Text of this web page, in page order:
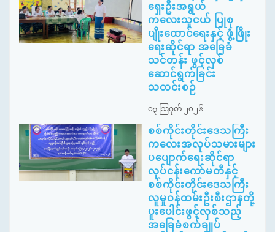
ရှေးဦးအရွယ်
ကလေးသူငယ် ပြုစု
ပျိုးထောင်ရေးနှင့် ဖွံ့ဖြိုး
ရေးဆိုင်ရာ အခြေခံ
သင်တန်း ဖွင့်လှစ်
ဆောင်ရွက်ခြင်း
သတင်းစဉ်
၀၃ ဩဂုတ် ၂၀၂၆
စစ်ကိုင်းတိုင်းဒေသကြီး
ကလေးအလုပ်သမားများ
ပပျောက်ရေးဆိုင်ရာ
လုပ်ငန်းကော်မတီနှင့်
စစ်ကိုင်းတိုင်းဒေသကြီး
လူမှုဝန်ထမ်းဦးစီးဌာနတို့
ပူးပေါင်းဖွင့်လှစ်သည့်
အခြေခံစက်ချုပ်